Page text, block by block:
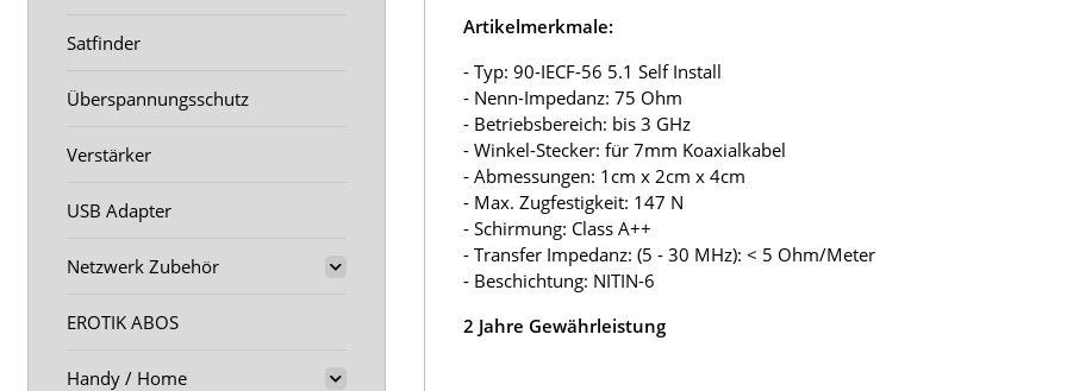
Artikelmerkmale:
- Typ: 90-IECF-56 5.1 Self Install
- Nenn-Impedanz: 75 Ohm
- Betriebsbereich: bis 3 GHz
- Winkel-Stecker: für 7mm Koaxialkabel
- Abmessungen: 1cm x 2cm x 4cm
- Max. Zugfestigkeit: 147 N
- Schirmung: Class A++
- Transfer Impedanz: (5 - 30 MHz): < 5 Ohm/Meter
- Beschichtung: NITIN-6
2 Jahre Gewährleistung
Satfinder
Überspannungsschutz
Verstärker
USB Adapter
Netzwerk Zubehör
EROTIK ABOS
Handy / Home